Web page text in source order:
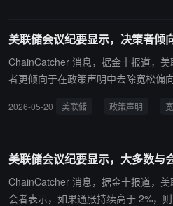
美联储会议纪要显示，决策者倾
ChainCatcher 消息，据金十报道，
者更倾向于在政策声明中去除宽松偏向
2026-05-20 美联储 政策声明
美联储会议纪要显示，大多数与
ChainCatcher 消息，据金十报道，
会者表示，如果通胀持续高于 2%，